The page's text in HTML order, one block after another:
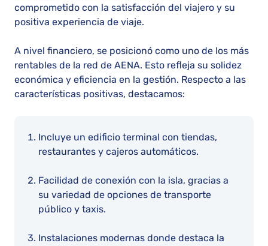
comprometido con la satisfacción del viajero y su
positiva experiencia de viaje.
A nivel financiero, se posicionó como uno de los más
rentables de la red de AENA. Esto refleja su solidez
económica y eficiencia en la gestión​​. Respecto a las
características positivas, destacamos:
Incluye un edificio terminal con tiendas,
restaurantes y cajeros automáticos.
Facilidad de conexión con la isla, gracias a
su variedad de opciones de transporte
público y taxis.
Instalaciones modernas donde destaca la